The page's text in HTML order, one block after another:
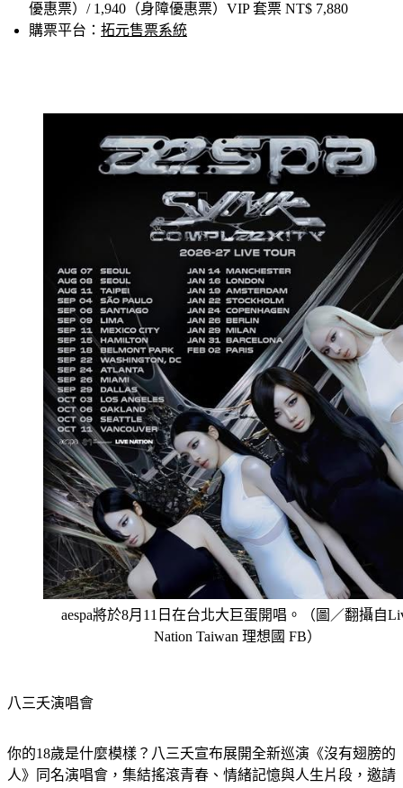
3,440（身障優惠票）/ 2,940（身障優惠票）/ 2,440（身障
優惠票）/ 1,940（身障優惠票）VIP 套票 NT$ 7,880
aespa將於8月11日在台北大巨蛋開唱。（圖／翻攝自
你的18歲是什麼模樣？八三夭宣布展開全新巡演《沒有翅膀的